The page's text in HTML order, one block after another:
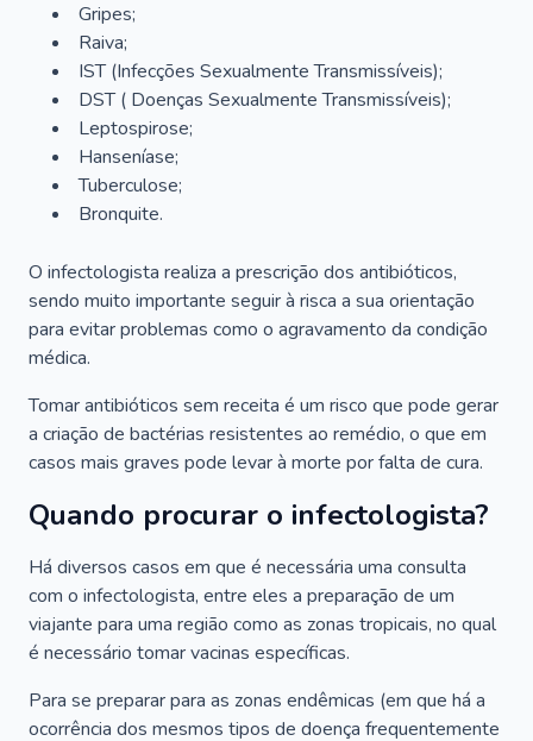
Gripes;
Raiva;
IST (Infecções Sexualmente Transmissíveis);
DST ( Doenças Sexualmente Transmissíveis);
Leptospirose;
Hanseníase;
Tuberculose;
Bronquite.
O infectologista realiza a prescrição dos antibióticos,
sendo muito importante seguir à risca a sua orientação
para evitar problemas como o agravamento da condição
médica.
Tomar antibióticos sem receita é um risco que pode gerar
a criação de bactérias resistentes ao remédio, o que em
casos mais graves pode levar à morte por falta de cura.
Quando procurar o infectologista?
Há diversos casos em que é necessária uma consulta
com o infectologista, entre eles a preparação de um
viajante para uma região como as zonas tropicais, no qual
é necessário tomar vacinas específicas.
Para se preparar para as zonas endêmicas (em que há a
ocorrência dos mesmos tipos de doença frequentemente